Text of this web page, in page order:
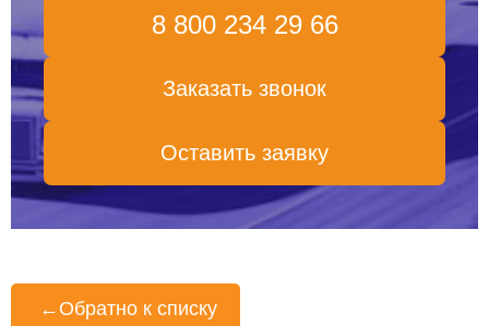
8 800 234 29 66
Заказать звонок
Оставить заявку
← Обратно к списку